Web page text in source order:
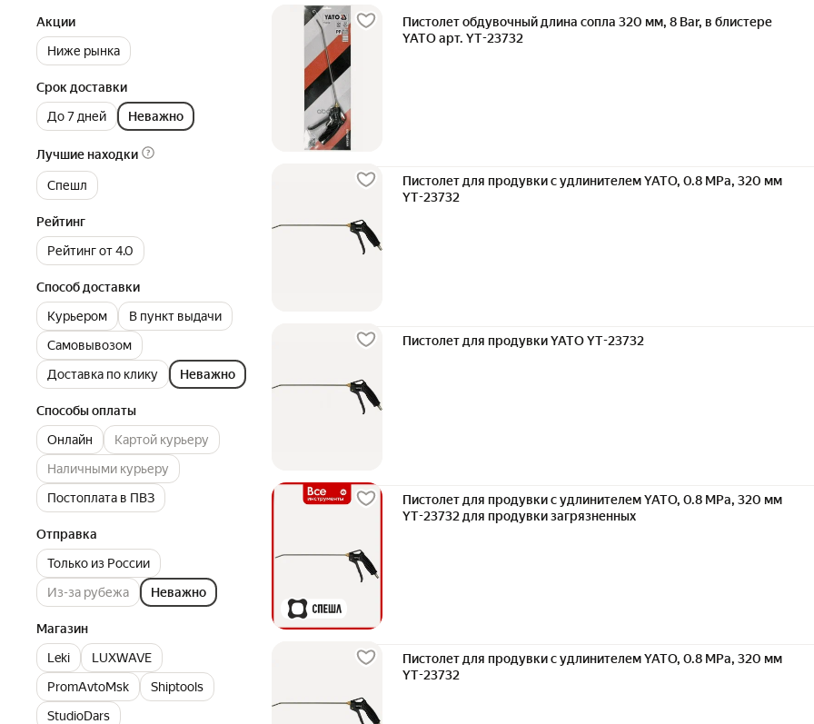
Акции
Ниже рынка
Срок доставки
До 7 дней
Неважно
Лучшие находки
Спешл
Рейтинг
Рейтинг от 4.0
Способ доставки
Курьером
В пункт выдачи
Самовывозом
Доставка по клику
Неважно
Способы оплаты
Онлайн
Картой курьеру
Наличными курьеру
Постоплата в ПВЗ
Отправка
Только из России
Из-за рубежа
Неважно
Магазин
Leki
LUXWAVE
PromAvtoMsk
Shiptools
StudioDars
Пистолет обдувочный длина сопла 320 мм, 8 Bar, в блистере
YATO арт. YT-23732
Пистолет для продувки с удлинителем YATO, 0.8 MPa, 320 мм
YT-23732
Пистолет для продувки YATO YT-23732
Пистолет для продувки с удлинителем YATO, 0.8 MPa, 320 мм
YT-23732 для продувки загрязненных
Пистолет для продувки с удлинителем YATO, 0.8 MPa, 320 мм
YT-23732